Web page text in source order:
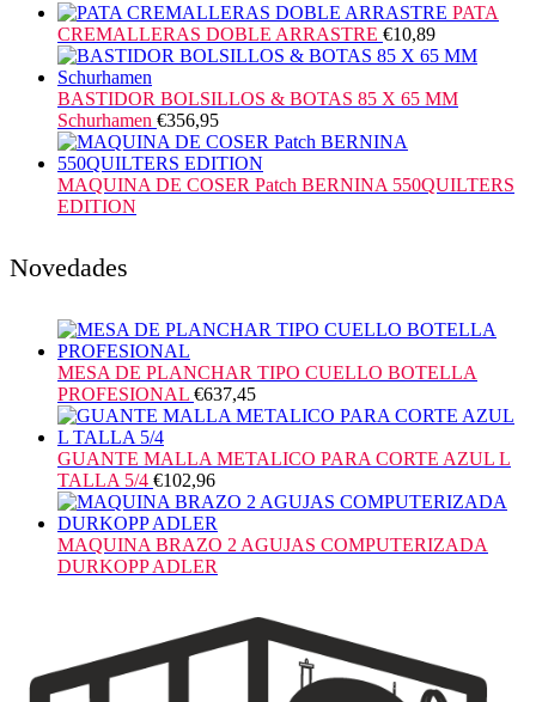
PATA
CREMALLERAS DOBLE ARRASTRE €10,89
BASTIDOR BOLSILLOS & BOTAS 85 X 65 MM
Schurhamen €356,95
MAQUINA DE COSER Patch BERNINA 550QUILTERS
EDITION
Novedades
MESA DE PLANCHAR TIPO CUELLO BOTELLA
PROFESIONAL €637,45
GUANTE MALLA METALICO PARA CORTE AZUL L
TALLA 5/4 €102,96
MAQUINA BRAZO 2 AGUJAS COMPUTERIZADA
DURKOPP ADLER